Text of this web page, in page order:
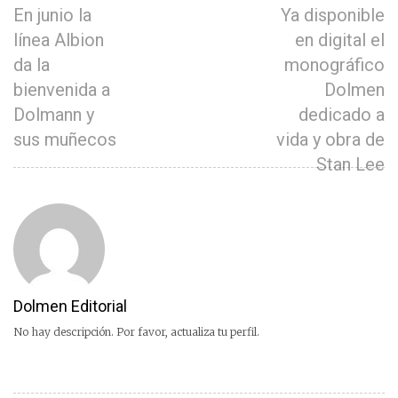
En junio la
línea Albion
da la
bienvenida a
Dolmann y
sus muñecos
Ya disponible
en digital el
monográfico
Dolmen
dedicado a
vida y obra de
Stan Lee
Dolmen Editorial
No hay descripción. Por favor, actualiza tu perfil.